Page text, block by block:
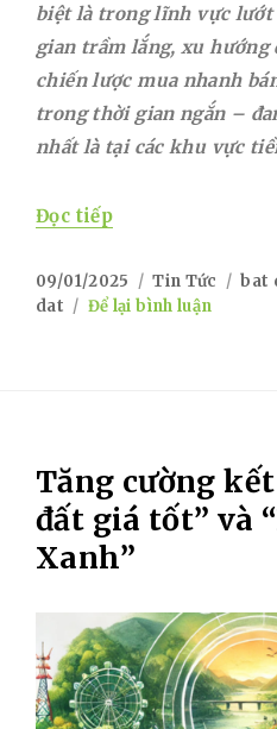
biệt là trong lĩnh vực lướt
gian trầm lắng, xu
chiến lược mua nhanh
trong thời gian ngắn –
nhất là tại các khu vực
Đọc tiếp“Đầu tư bất
Posted
on
09/01/2025 Categories
Tin Tức bat
dat
Để lại bình luận
sóng
mới
đang
mẽ
Tăng cường
đất giá tốt” và
Xanh”